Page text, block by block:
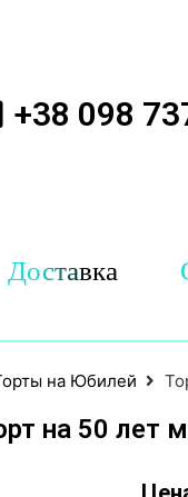
+38 098
Доставка
на Юбилей
на 50 лет